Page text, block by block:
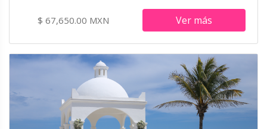
$ 67,650.00 MXN Ver más